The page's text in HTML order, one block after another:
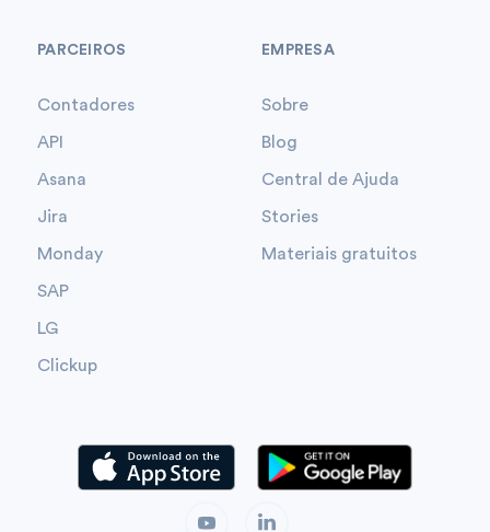
PARCEIROS
Contadores
API
Asana
Jira
Monday
SAP
LG
Clickup
EMPRESA
Sobre
Blog
Central de Ajuda
Stories
Materiais gratuitos